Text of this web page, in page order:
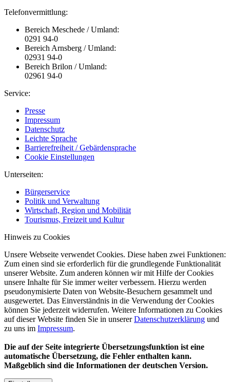
Telefonvermittlung:
Bereich Meschede / Umland:
0291 94-0
Bereich Arnsberg / Umland:
02931 94-0
Bereich Brilon / Umland:
02961 94-0
Service:
Presse
Impressum
Datenschutz
Leichte Sprache
Barrierefreiheit / Gebärdensprache
Cookie Einstellungen
Unterseiten:
Bürgerservice
Politik und Verwaltung
Wirtschaft, Region und Mobilität
Tourismus, Freizeit und Kultur
Hinweis zu Cookies
Unsere Webseite verwendet Cookies. Diese haben zwei Funktionen:
Zum einen sind sie erforderlich für die grundlegende Funktionalität
unserer Website. Zum anderen können wir mit Hilfe der Cookies
unsere Inhalte für Sie immer weiter verbessern. Hierzu werden
pseudonymisierte Daten von Website-Besuchern gesammelt und
ausgewertet. Das Einverständnis in die Verwendung der Cookies
können Sie jederzeit widerrufen. Weitere Informationen zu Cookies
auf dieser Website finden Sie in unsererDatenschutzerklärung und
zu uns im Impressum.
Die auf der Seite integrierte Übersetzungsfunktion ist eine
automatische Übersetzung, die Fehler enthalten kann.
Maßgeblich sind die Informationen der deutschen Version.